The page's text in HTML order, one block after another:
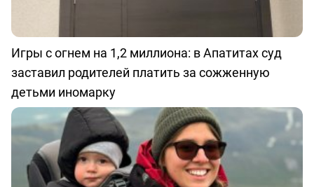
Игры с огнем на 1,2 миллиона: в Апатитах суд
заставил родителей платить за сожженную
детьми иномарку